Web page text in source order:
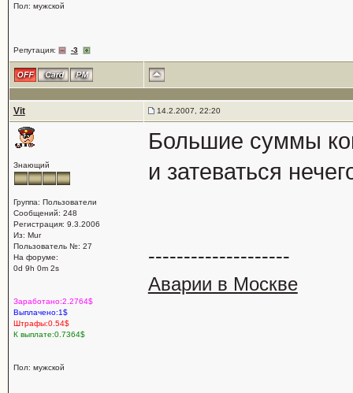
Пол: мужской
Репутация: -3
Vit 14.2.2007, 22:20
Знающий
Группа: Пользователи
Сообщений: 248
Регистрация: 9.3.2006
Из: Mur
Пользователь №: 27
На форуме:
0d 9h 0m 2s
Заработано:2.2764$
Выплачено:1$
Штрафы:0.54$
К выплате:0.7364$
Пол: мужской
Большие суммы
и затеваться
--------------------
Аварии в Москве